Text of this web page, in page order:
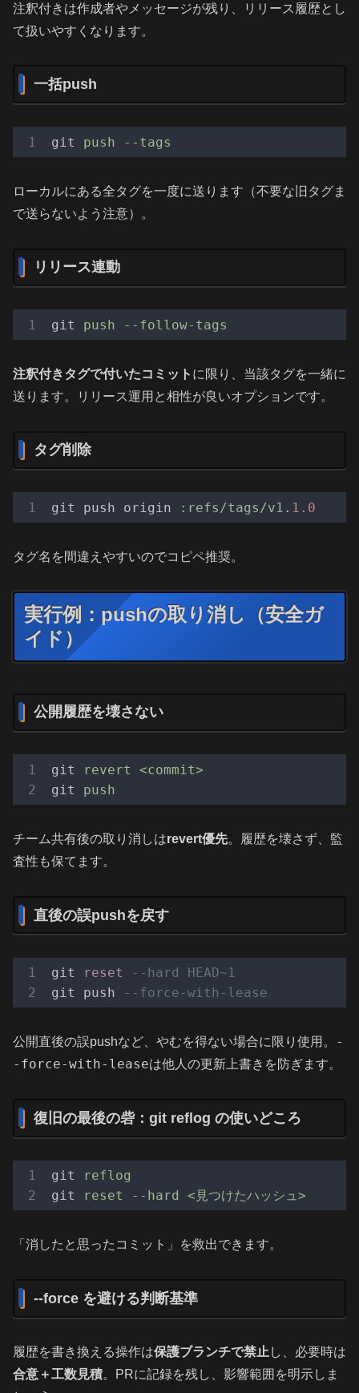
注釈付きは作成者やメッセージが残り、リリース履歴とし
て扱いやすくなります。
一括push
git push --tags
ローカルにある全タグを一度に送ります（不要な旧タグま
で送らないよう注意）。
リリース連動
git push --follow-tags
注釈付きタグで付いたコミット に限り、当該タグを一緒に
送ります。リリース運用と相性が良いオプションです。
タグ削除
git push origin :refs/tags/v1 . 1.0
タグ名を間違えやすいのでコピペ推奨。
実行例：pushの取り消し（安全ガ
イド）
公開履歴を壊さない
git
revert <commit>
git
push
チーム共有後の取り消しはrevert優先。履歴を壊さず、監
査性も保てます。
直後の誤pushを戻す
git reset
--hard HEAD~1
git push
--force-with-lease
公開直後の誤pushなど、やむを得ない場合に限り使用。
-
-force-with-leaseは他人の更新上書きを防ぎます。
復旧の最後の砦：git reflog の使いどころ
git
reflog
git
reset --hard <見つけたハッシュ>
「消したと思ったコミット」を救出できます。
--force を避ける判断基準
履歴を書き換える操作は保護ブランチで禁止 し、必要時は
合意＋工数見積。PRに記録を残し、影響範囲を明示しま